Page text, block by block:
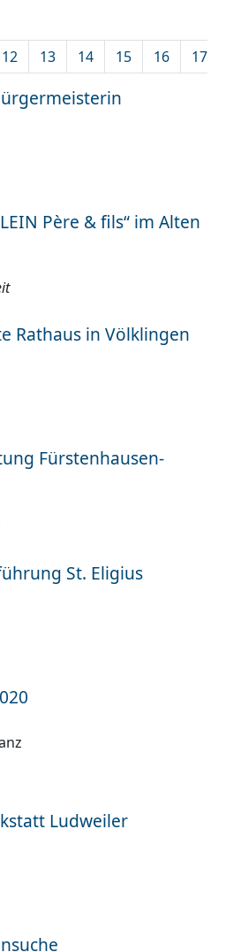
12 13 14 15 16 17
Père & fils“ im Alten
Rathaus in Völklingen
Fürstenhausen-
St. Eligius
Ludweiler